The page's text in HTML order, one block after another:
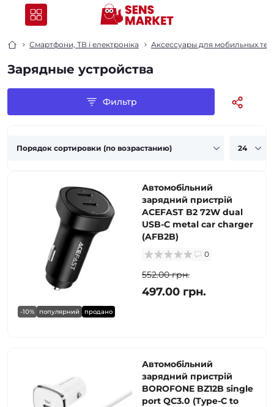
Смартфони, ТВ і електроніка Аксессуары для мобильных
Зарядные устройства
Фильтр
-10% популярний продано
Автомобільний
зарядний пристрій
ACEFAST B2 72W dual
USB-C metal car charger
(AFB2B)
0
552.00 грн.
497.00 грн.
Автомобільний
зарядний пристрій
BOROFONE BZ12B single
port QC3.0 (Type-C to